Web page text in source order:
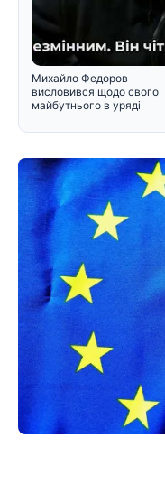
Михайло Федоров
висловився щодо свого
майбутнього в уряді